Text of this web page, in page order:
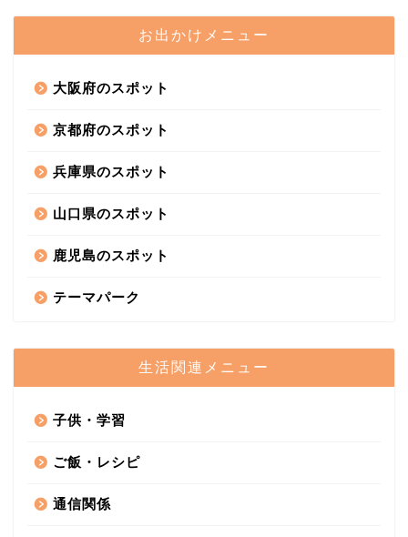
お出かけメニュー
大阪府のスポット
京都府のスポット
兵庫県のスポット
山口県のスポット
鹿児島のスポット
テーマパーク
生活関連メニュー
子供・学習
ご飯・レシピ
通信関係